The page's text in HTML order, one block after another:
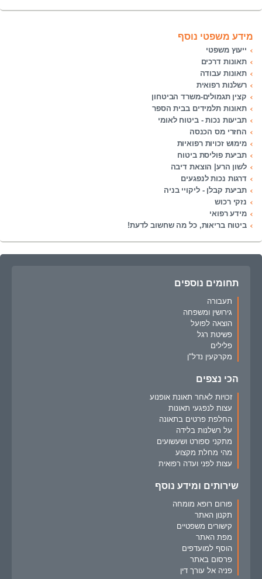
מידע משפטי נוסף
ייעוץ משפטי
תאונות דרכים
תאונות עבודה
רשלנות רפואית
קצין תגמולים-משרד הביטחון
תאונות תלמידים בבית הספר
תביעות נכות - ביטוח לאומי
החזרי מס הכנסה
מימוש זכויות רפואיות
תביעת פוליסת ביטוח
לשון הרע| הוצאת דיבה
דרגות נכות לנפגעים
תביעת קבלן - ליקויי בניה
נזקי רכוש
מידע רפואי
ביטוח בריאות, כל מה שחשוב לדעת!
תחומים נוספים
תעבורה
גירושין ומשפחה
הוצאה לפועל
פשיטת רגל
פלילים
מקרקעין נדל"ן
הכי נצפים
זכויות לאחר תאונת אופנוע
עצות לנפגעי תאונות
החלפת פרטים בתאונה
על רשלנות בלידה
מתקני ספורט ושעשועים
מהי מחלת מקצוע
עצות לפני ועדה רפואית
שירותים ומידע נוסף
פורום רופא מומחה
תקנון האתר
קישורים משפטיים
מפת האתר
הוסף למועדפים
פרסום באתר
פניה אל עורך דין